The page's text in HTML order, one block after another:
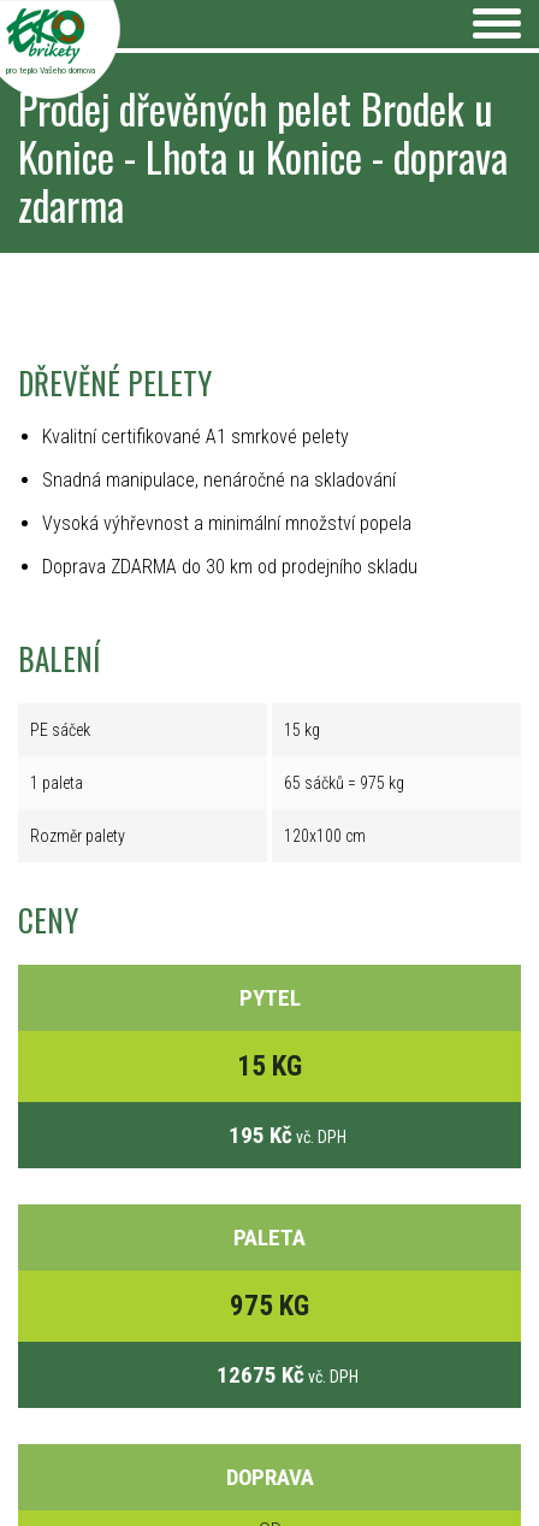
pro teplo Vašeho domova
Prodej dřevěných pelet Brodek u
Konice - Lhota u Konice - doprava
zdarma
DŘEVĚNÉ PELETY
Kvalitní certifikované A1 smrkové pelety
Snadná manipulace, nenáročné na skladování
Vysoká výhřevnost a minimální množství popela
Doprava ZDARMA do 30 km od prodejního skladu
BALENÍ
PE sáček 15 kg
1 paleta 65 sáčků = 975 kg
Rozměr palety 120x100 cm
CENY
PYTEL
15 KG
195 Kč vč. DPH
PALETA
975 KG
12675 Kč vč. DPH
DOPRAVA